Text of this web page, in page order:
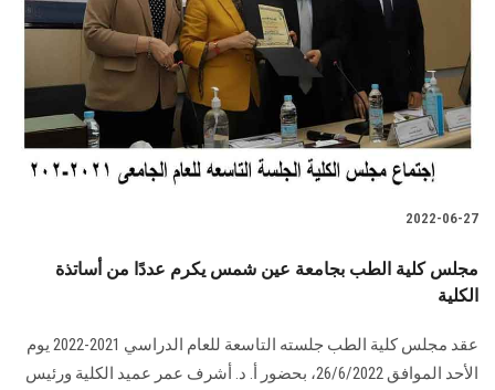
2022-06-27
مجلس كلية الطب بجامعة عين شمس يكرم عددًا من أساتذة
الكلية
عقد مجلس كلية الطب جلسته التاسعة للعام الدراسي 2021-2022 يوم
الأحد الموافق 26/6/2022، بحضور أ. د. أشرف عمر عميد الكلية ورئيس